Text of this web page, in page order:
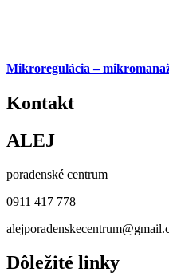
Mikroregulácia –
Kontakt
ALEJ
poradenské centrum
0911 417 778
Dôležité linky